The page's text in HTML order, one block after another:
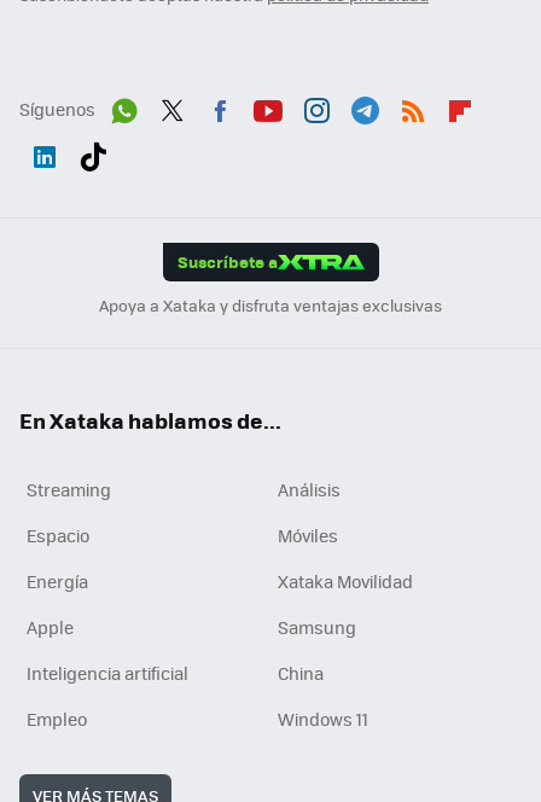
Síguenos
Suscríbete a
Apoya a Xataka y disfruta ventajas exclusivas
En Xataka hablamos de...
Streaming
Análisis
Espacio
Móviles
Energía
Xataka Movilidad
Apple
Samsung
Inteligencia artificial
China
Empleo
Windows 11
VER MÁS TEMAS